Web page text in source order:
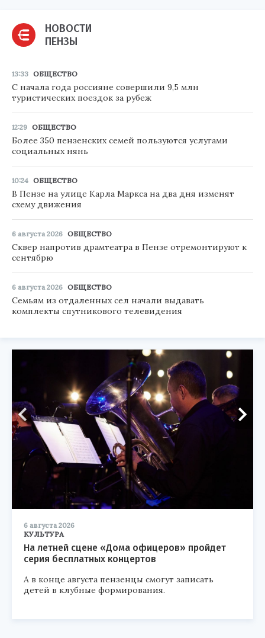
НОВОСТИ
ПЕНЗЫ
13:33 ОБЩЕСТВО
С начала года россияне совершили 9,5 млн
туристических поездок за рубеж
12:29 ОБЩЕСТВО
Более 350 пензенских семей пользуются услугами
социальных нянь
10:24 ОБЩЕСТВО
В Пензе на улице Карла Маркса на два дня изменят
схему движения
6 августа 2026 ОБЩЕСТВО
Сквер напротив драмтеатра в Пензе отремонтируют к
сентябрю
6 августа 2026 ОБЩЕСТВО
Семьям из отдаленных сел начали выдавать
комплекты спутникового телевидения
6 августа 2026
КУЛЬТУРА
На летней сцене «Дома офицеров» пройдет
серия бесплатных концертов
А в конце августа пензенцы смогут записать
детей в клубные формирования.